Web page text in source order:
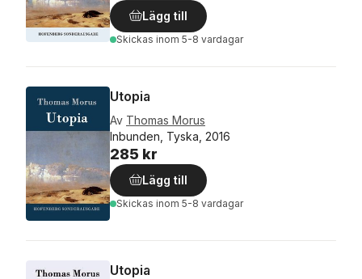
Lägg till
Skickas inom 5-8 vardagar
Utopia
Av Thomas Morus
Inbunden, Tyska, 2016
285 kr
Lägg till
Skickas inom 5-8 vardagar
Utopia